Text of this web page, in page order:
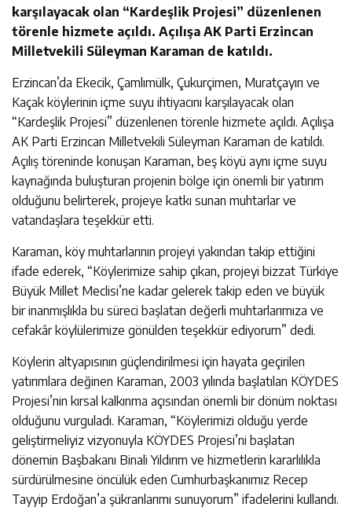
karşılayacak olan “Kardeşlik Projesi” düzenlenen
törenle hizmete açıldı. Açılışa AK Parti Erzincan
Milletvekili Süleyman Karaman de katıldı.
Erzincan’da Ekecik, Çamlımülk, Çukurçimen, Muratçayırı ve
Kaçak köylerinin içme suyu ihtiyacını karşılayacak olan
“Kardeşlik Projesi” düzenlenen törenle hizmete açıldı. Açılışa
AK Parti Erzincan Milletvekili Süleyman Karaman de katıldı.
Açılış töreninde konuşan Karaman, beş köyü aynı içme suyu
kaynağında buluşturan projenin bölge için önemli bir yatırım
olduğunu belirterek, projeye katkı sunan muhtarlar ve
vatandaşlara teşekkür etti.
Karaman, köy muhtarlarının projeyi yakından takip ettiğini
ifade ederek, “Köylerimize sahip çıkan, projeyi bizzat Türkiye
Büyük Millet Meclisi’ne kadar gelerek takip eden ve büyük
bir inanmışlıkla bu süreci başlatan değerli muhtarlarımıza ve
cefakâr köylülerimize gönülden teşekkür ediyorum” dedi.
Köylerin altyapısının güçlendirilmesi için hayata geçirilen
yatırımlara değinen Karaman, 2003 yılında başlatılan KÖYDES
Projesi’nin kırsal kalkınma açısından önemli bir dönüm noktası
olduğunu vurguladı. Karaman, “Köylerimizi olduğu yerde
geliştirmeliyiz vizyonuyla KÖYDES Projesi’ni başlatan
dönemin Başbakanı Binali Yıldırım ve hizmetlerin kararlılıkla
sürdürülmesine öncülük eden Cumhurbaşkanımız Recep
Tayyip Erdoğan’a şükranlarımı sunuyorum” ifadelerini kullandı.